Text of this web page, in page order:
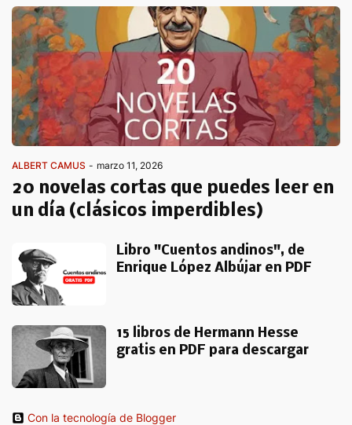
ALBERT CAMUS - marzo 11, 2026
20 novelas cortas que puedes leer en
un día (clásicos imperdibles)
Libro "Cuentos andinos", de
Enrique López Albújar en PDF
15 libros de Hermann Hesse
gratis en PDF para descargar
Con la tecnología de Blogger